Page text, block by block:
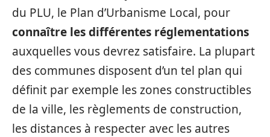
du PLU, le Plan d’Urbanisme Local, pour
connaître les différentes réglementations
auxquelles vous devrez satisfaire. La plupart
des communes disposent d’un tel plan qui
définit par exemple les zones constructibles
de la ville, les règlements de construction,
les distances à respecter avec les autres